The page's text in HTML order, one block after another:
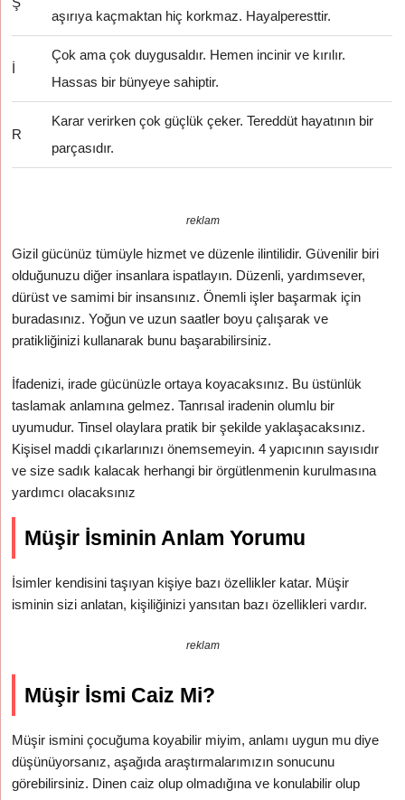
aşırıya kaçmaktan hiç korkmaz. Hayalperesttir.
İ
Çok ama çok duygusaldır. Hemen incinir ve kırılır.
Hassas bir bünyeye sahiptir.
R
Karar verirken çok güçlük çeker. Tereddüt hayatının bir
parçasıdır.
reklam
Gizil gücünüz tümüyle hizmet ve düzenle ilintilidir. Güvenilir biri
olduğunuzu diğer insanlara ispatlayın. Düzenli, yardımsever,
dürüst ve samimi bir insansınız. Önemli işler başarmak için
buradasınız. Yoğun ve uzun saatler boyu çalışarak ve
pratikliğinizi kullanarak bunu başarabilirsiniz.
İfadenizi, irade gücünüzle ortaya koyacaksınız. Bu üstünlük
taslamak anlamına gelmez. Tanrısal iradenin olumlu bir
uyumudur. Tinsel olaylara pratik bir şekilde yaklaşacaksınız.
Kişisel maddi çıkarlarınızı önemsemeyin. 4 yapıcının sayısıdır
ve size sadık kalacak herhangi bir örgütlenmenin kurulmasına
yardımcı olacaksınız
Müşir İsminin Anlam Yorumu
İsimler kendisini taşıyan kişiye bazı özellikler katar. Müşir
isminin sizi anlatan, kişiliğinizi yansıtan bazı özellikleri vardır.
reklam
Müşir İsmi Caiz Mi?
Müşir ismini çocuğuma koyabilir miyim, anlamı uygun mu diye
düşünüyorsanız, aşağıda araştırmalarımızın sonucunu
görebilirsiniz. Dinen caiz olup olmadığına ve konulabilir olup